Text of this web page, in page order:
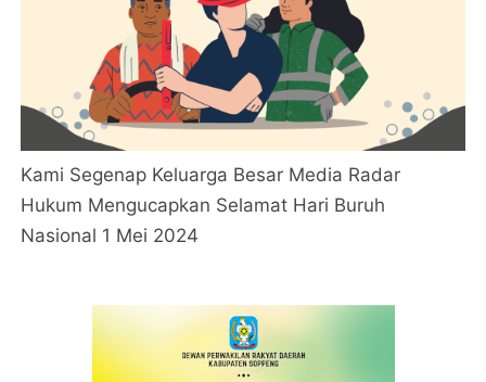
Kami Segenap Keluarga Besar Media Radar
Hukum Mengucapkan Selamat Hari Buruh
Nasional 1 Mei 2024